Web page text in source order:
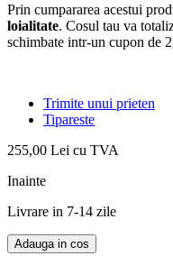
Prin cumpararea acestui
loialitate. Cosul tau va
schimbate intr-un cupon de
Trimite unui prieten
Tipareste
255,00 Lei cu TVA
Inainte
Livrare in 7-14 zile
Adauga in cos